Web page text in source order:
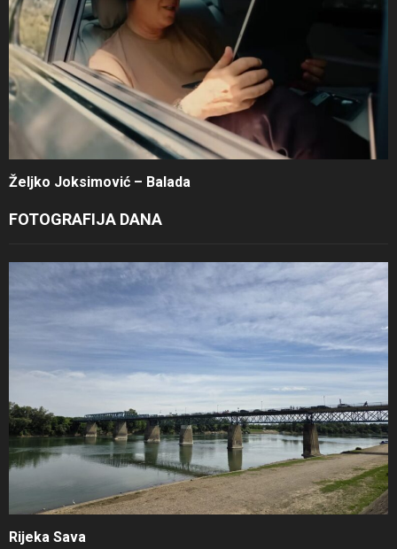
Željko Joksimović – Balada
FOTOGRAFIJA DANA
Rijeka Sava